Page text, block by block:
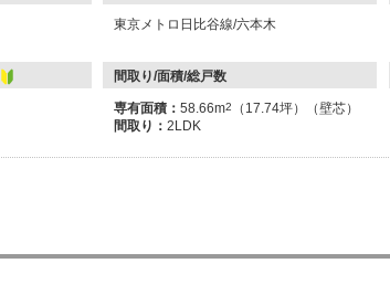
東京メトロ日比谷線/六本木
間取り/面積/総戸数
専有面積： 58.66m2
（17.74坪）（壁芯）
間取り： 2LDK